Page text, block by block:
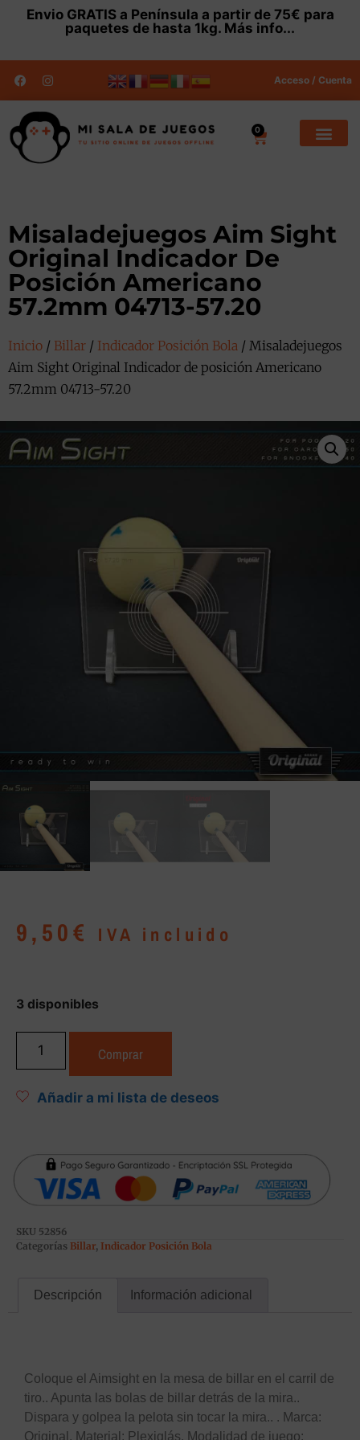
Envio GRATISa Península a partir de 75€ para
paquetes de hasta 1kg. Más info...
Acceso / Cuenta
0
Misaladejuegos Aim Sight
Original Indicador De
Posición Americano
57.2mm 04713-57.20
Inicio / Billar / Indicador Posición Bola / Misaladejuegos
Aim Sight Original Indicador de posición Americano
57.2mm 04713-57.20
9,50€ IVA incluido
3 disponibles
Comprar
Añadir a mi lista de deseos
SKU 52856
Categorías Billar, Indicador Posición Bola
Descripción Información adicional
Coloque el Aimsight en la mesa de billar en el carril de
tiro.. Apunta las bolas de billar detrás de la mira..
Dispara y golpea la pelota sin tocar la mira.. . Marca:
Original. Material: Plexiglás. Modalidad de juego: